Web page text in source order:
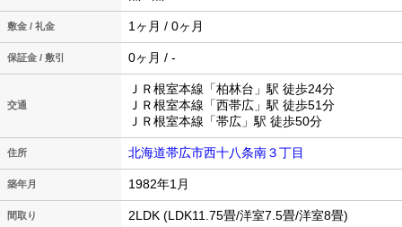
敷金 / 礼金 1ヶ月 / 0ヶ月
保証金 / 敷引 0ヶ月 / -
交通
ＪＲ根室本線「柏林台」駅 徒歩24分
ＪＲ根室本線「西帯広」駅 徒歩51分
ＪＲ根室本線「帯広」駅 徒歩50分
住所 北海道帯広市西十八条南３丁目
築年月 1982年1月
間取り 2LDK (LDK11.75畳/洋室7.5畳/洋室8畳)